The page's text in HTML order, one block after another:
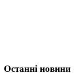
Останні новини